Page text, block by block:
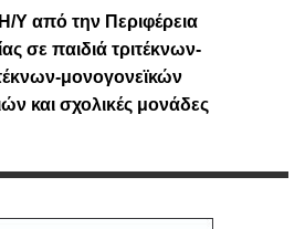
Υ από την Περιφέρεια
σε παιδιά τριτέκνων-
μονογονεϊκών
και σχολικές μονάδες